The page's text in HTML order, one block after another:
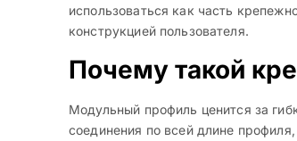
использоваться как часть
конструкцией пользователя.
Почему такой
Модульный профиль ценится за
соединения по всей длине